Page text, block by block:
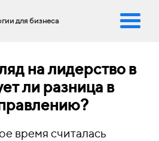
для бизнеса
на лидерство в
ли разница в
время считалась